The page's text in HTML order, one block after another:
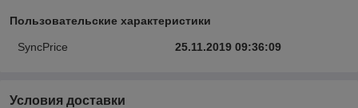
Пользовательские характеристики
SyncPrice 25.11.2019 09:36:09
Условия доставки